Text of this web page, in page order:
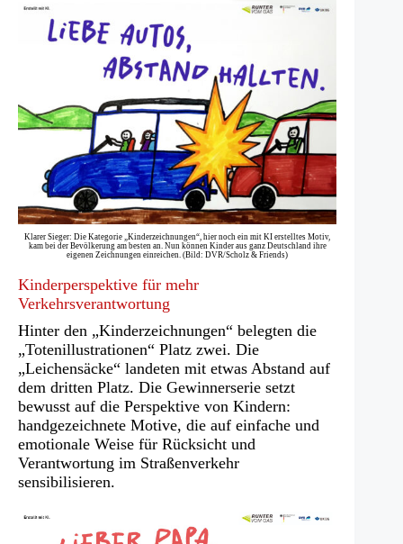
Klarer Sieger: Die Kategorie „Kinderzeichnungen“, hier noch ein mit KI erstelltes Motiv,
kam bei der Bevölkerung am besten an. Nun können Kinder aus ganz Deutschland ihre
eigenen Zeichnungen einreichen. (Bild: DVR/Scholz & Friends)
Kinderperspektive für mehr
Verkehrsverantwortung
Hinter den „Kinderzeichnungen“ belegten die
„Totenillustrationen“ Platz zwei. Die
„Leichensäcke“ landeten mit etwas Abstand auf
dem dritten Platz. Die Gewinnerserie setzt
bewusst auf die Perspektive von Kindern:
handgezeichnete Motive, die auf einfache und
emotionale Weise für Rücksicht und
Verantwortung im Straßenverkehr
sensibilisieren.